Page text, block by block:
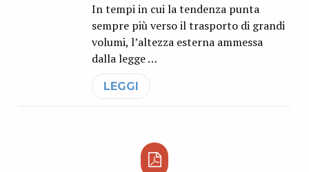
In tempi in cui la tendenza punta
sempre più verso il trasporto di grandi
volumi, l’altezza esterna ammessa
dalla legge …
LEGGI